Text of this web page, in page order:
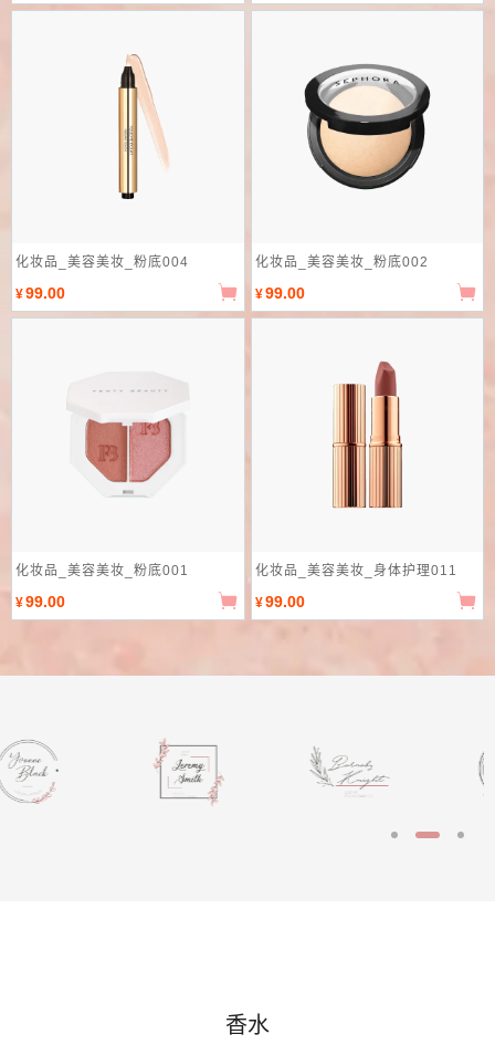
化妆品_美容美妆_粉底004
¥99.00
化妆品_美容美妆_粉底002
¥99.00
化妆品_美容美妆_粉底001
¥99.00
化妆品_美容美妆_身体护理011
¥99.00
香水